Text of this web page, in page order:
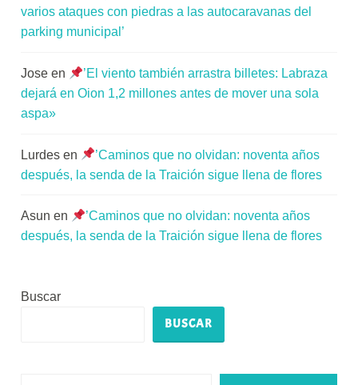
varios ataques con piedras a las autocaravanas del
parking municipal’
Jose en
’El viento también arrastra billetes: Labraza
dejará en Oion 1,2 millones antes de mover una sola
aspa»
Lurdes en
’Caminos que no olvidan: noventa años
después, la senda de la Traición sigue llena de flores
Asun en
’Caminos que no olvidan: noventa años
después, la senda de la Traición sigue llena de flores
Buscar
BUSCAR